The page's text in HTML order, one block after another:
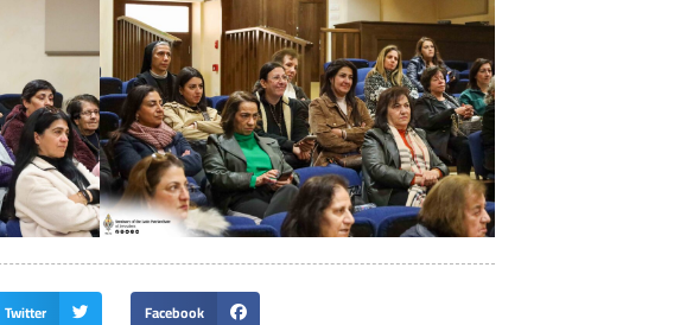
Facebook
Twitter